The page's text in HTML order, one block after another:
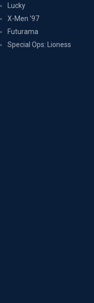
Lucky
X-Men '97
Futurama
Special Ops: Lioness